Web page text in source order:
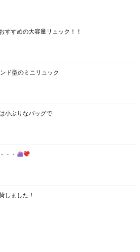
すすめの大容量リュック！！
ド型のミニリュック
小ぶりなバッグで
・・
しました！